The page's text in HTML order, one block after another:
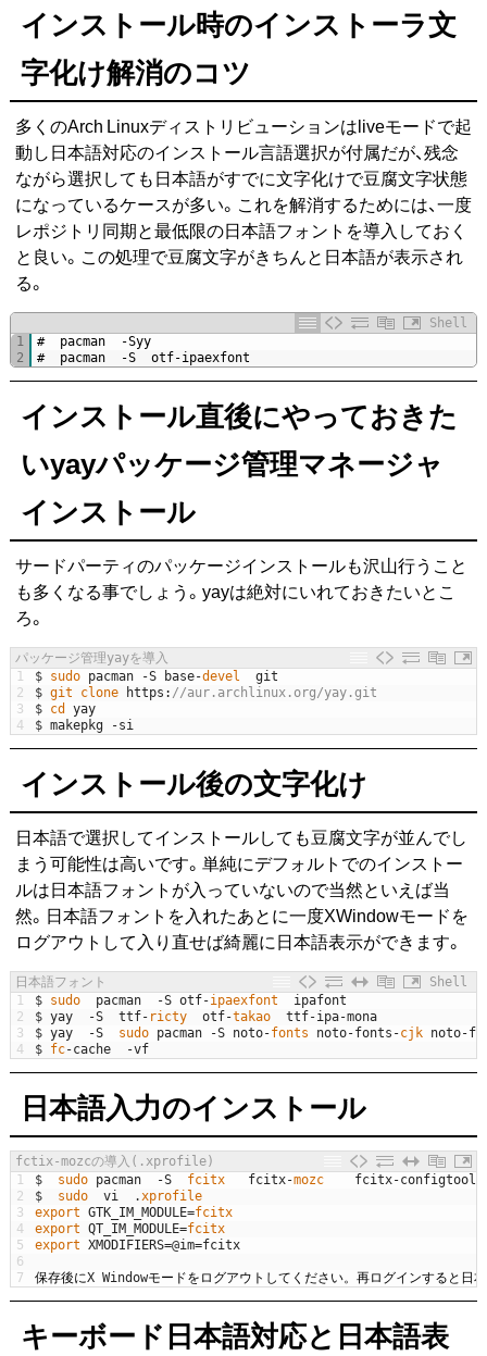
インストール時のインストーラ文
字化け解消のコツ
多くのArch Linuxディストリビューションはliveモードで起
動し日本語対応のインストール言語選択が付属だが、残念
ながら選択しても日本語がすでに文字化けで豆腐文字状態
になっているケースが多い。これを解消するためには、一度
レポジトリ同期と最低限の日本語フォントを導入しておく
と良い。この処理で豆腐文字がきちんと日本語が表示され
る。
Shell
1
2
#  pacman  -Syy
#  pacman  -S  otf-ipaexfont
インストール直後にやっておきた
いyayパッケージ管理マネージャ
インストール
サードパーティのパッケージインストールも沢山行うこと
も多くなる事でしょう。yayは絶対にいれておきたいとこ
ろ。
パッケージ管理yayを導入
1
2
3
4
$ sudo pacman -S base-devel git
$ git clone https : //aur.archlinux.org/yay.git
$ cd yay
$ makepkg -si
インストール後の文字化け
日本語で選択してインストールしても豆腐文字が並んでし
まう可能性は高いです。単純にデフォルトでのインストー
ルは日本語フォントが入っていないので当然といえば当
然。日本語フォントを入れたあとに一度XWindowモードを
ログアウトして入り直せば綺麗に日本語表示ができます。
日本語フォント
Shell
1
2
3
4
$ sudo pacman -S otf-ipaexfont ipafont
$ yay -S ttf- ricty otf-takao ttf-ipa-mona
$ yay -S sudo pacman -S noto-fonts noto-fonts -cjk noto-
$ fc-cache -vf
日本語入力のインストール
fctix-mozcの導入(.xprofile)
1
2
3
4
5
6
7
$ sudo pacman -S fcitx fcitx-mozc fcitx-configtool
$
sudo vi . xprofile
export GTK_IM_MODULE=fcitx
export QT_IM_MODULE=fcitx
export XMODIFIERS=@im=fcitx
保存後にX Windowモードをログアウトしてください。再ログインすると日
キーボード日本語対応と日本語表